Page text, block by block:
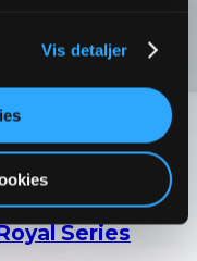
Vis detaljer
Series